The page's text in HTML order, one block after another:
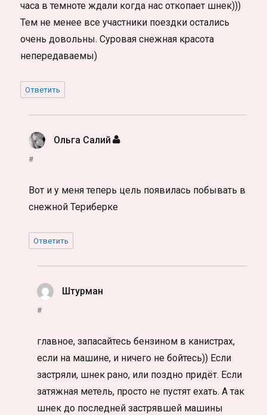
часа в темноте ждали когда нас откопает шнек)))
Тем не менее все участники поездки остались
очень довольны. Суровая снежная красота
непередаваемы)
Ответить
Ольга Салий :
#
Вот и у меня теперь цель появилась побывать в
снежной Териберке
Ответить
Штурман
#
главное, запасайтесь бензином в канистрах,
если на машине, и ничего не бойтесь)) Если
застряли, шнек рано, или поздно придёт. Если
затяжная метель, просто не пустят ехать. А так
шнек до последней застрявшей машины